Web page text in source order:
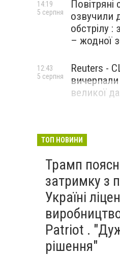
озвучили
обстрілу :
– жодної
14:19
5 серпня
Reuters -
великої
12:43
5 серпня
ТОП НОВИНИ
Трамп
затримку з
Україні
Patriot .
рішення"